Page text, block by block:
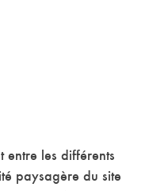
entre les différents
paysagère du site